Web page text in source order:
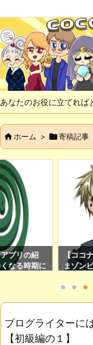
あなたのお役に立てれば
ホーム > 寄稿記事
プリの紹
なる時期に
【ココ
まゾン
ナリス
ブログライターに
【初級編の１】